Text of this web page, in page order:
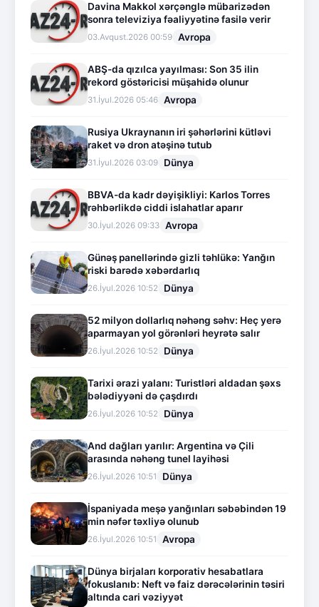
Davina Makkol xərçənglə mübarizədən
sonra televiziya fəaliyyətinə fasilə verir
03.Avqust.2026 00:59 Avropa
ABŞ-da qızılca yayılması: Son 35 ilin
rekord göstəricisi müşahidə olunur
31.İyul.2026 05:46 Avropa
Rusiya Ukraynanın iri şəhərlərini kütləvi
raket və dron atəşinə tutub
31.İyul.2026 03:09 Dünya
BBVA-da kadr dəyişikliyi: Karlos Torres
rəhbərlikdə ciddi islahatlar aparır
30.İyul.2026 09:33 Avropa
Günəş panellərində gizli təhlükə: Yanğın
riski barədə xəbərdarlıq
26.İyul.2026 10:52 Dünya
52 milyon dollarlıq nəhəng səhv: Heç yerə
aparmayan yol görənləri heyrətə salır
26.İyul.2026 10:52 Dünya
Tarixi ərazi yalanı: Turistləri aldadan şəxs
bələdiyyəni də çaşdırdı
26.İyul.2026 10:52 Dünya
And dağları yarılır: Argentina və Çili
arasında nəhəng tunel layihəsi
26.İyul.2026 10:51 Dünya
İspaniyada meşə yanğınları səbəbindən 19
min nəfər təxliyə olunub
26.İyul.2026 10:51 Avropa
Dünya birjaları korporativ hesabatlara
fokuslanıb: Neft və faiz dərəcələrinin təsiri
altında cari vəziyyət